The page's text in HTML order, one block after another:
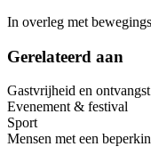
In overleg met
Gerelateerd aan
Gastvrijheid en ontvangst
Evenement & festival
Sport
Mensen met een